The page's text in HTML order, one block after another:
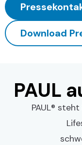
Download
PAUL
PAUL®